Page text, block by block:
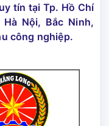
tín tại Tp. Hồ Chí
Nội, Bắc Ninh,
công nghiệp.